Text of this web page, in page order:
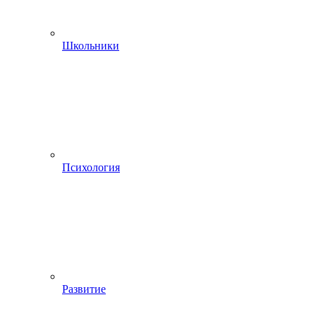
Школьники
Психология
Развитие